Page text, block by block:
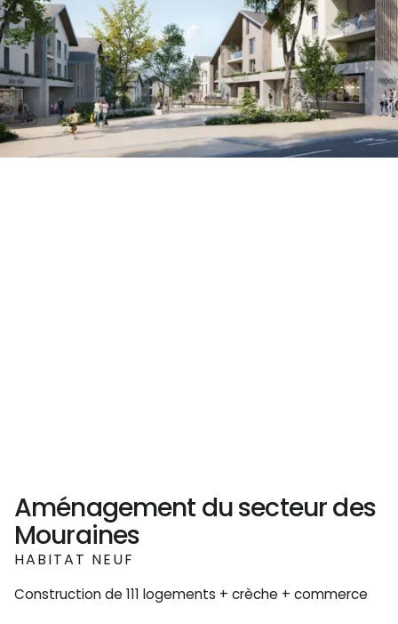
Aménagement du secteur des
Mouraines
HABITAT NEUF
Construction de 111 logements + crèche + commerce